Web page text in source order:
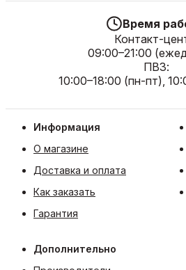
Время
Контакт-
09:00–21:00
ПВЗ:
10:00–18:00 (пн-пт),
Информация
О магазине
Доставка и оплата
Как заказать
Гарантия
Дополнительно